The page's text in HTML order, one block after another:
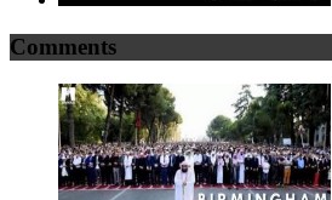
Comments